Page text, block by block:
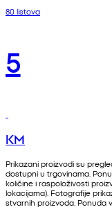
80 listova
5
KM
Prikazani proizvodi su
dostupni u trgovinama.
količine i raspoloživosti
lokacijama). Fotografije
stvarnih proizvoda. Ponuda